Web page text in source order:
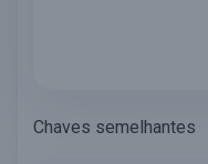
Chaves semelhantes